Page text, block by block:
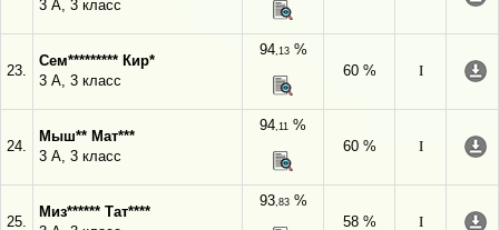
3 А, 3 класс
23.
Сем********* Кир*
3 А, 3 класс
94,13%
60 %
I
24.
Мыш** Мат***
3 А, 3 класс
94,11 %
60 %
I
25.
Миз****** Тат****
93,83%
58 %
I